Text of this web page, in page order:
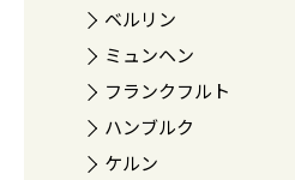
ベルリン
ミュンヘン
フランクフルト
ハンブルク
ケルン